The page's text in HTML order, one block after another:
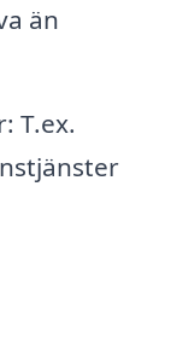
än
T.ex.